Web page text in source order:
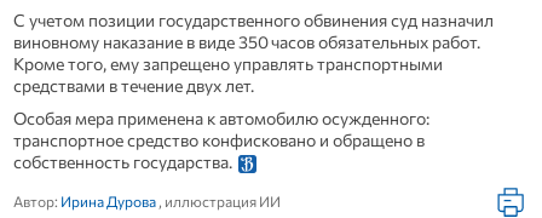
С учетом позиции государственного обвинения суд назначил
виновному наказание в виде 350 часов обязательных работ.
Кроме того, ему запрещено управлять транспортными
средствами в течение двух лет.
Особая мера применена к автомобилю осужденного:
транспортное средство конфисковано и обращено в
собственность государства.
Автор: Ирина Дурова, иллюстрация ИИ